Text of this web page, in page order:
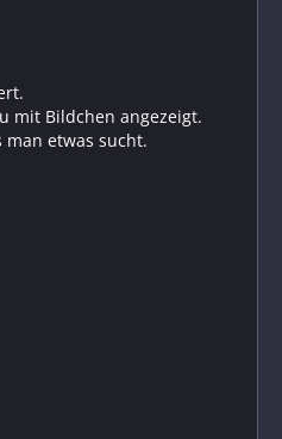
mit Bildchen angezeigt.
etwas sucht.